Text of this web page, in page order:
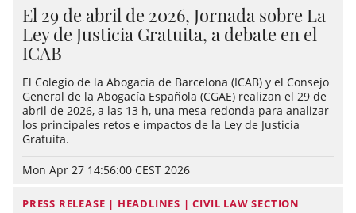
El 29 de abril de 2026, Jornada sobre La
Ley de Justicia Gratuita, a debate en el
ICAB
El Colegio de la Abogacía de Barcelona (ICAB) y el Consejo
General de la Abogacía Española (CGAE) realizan el 29 de
abril de 2026, a las 13 h, una mesa redonda para analizar
los principales retos e impactos de la Ley de Justicia
Gratuita.
Mon Apr 27 14:56:00 CEST 2026
PRESS RELEASE | HEADLINES | CIVIL LAW SECTION